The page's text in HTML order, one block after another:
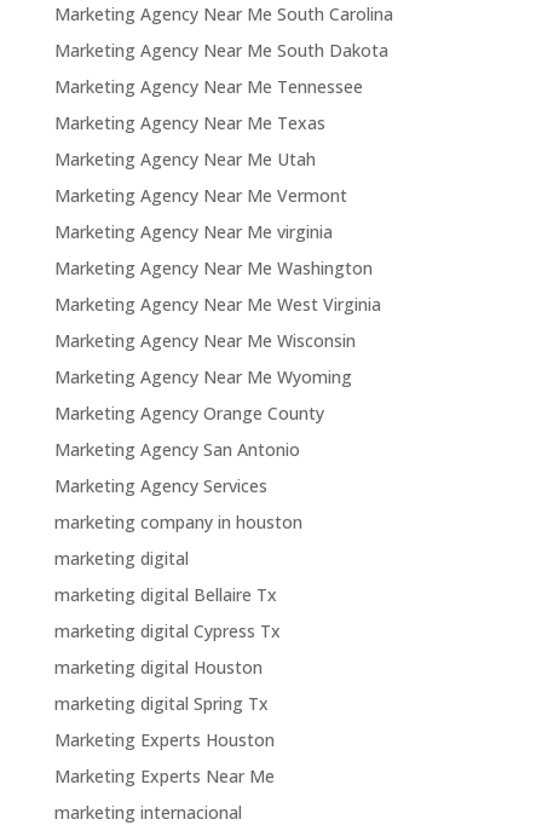
Marketing Agency Near Me South Carolina
Marketing Agency Near Me South Dakota
Marketing Agency Near Me Tennessee
Marketing Agency Near Me Texas
Marketing Agency Near Me Utah
Marketing Agency Near Me Vermont
Marketing Agency Near Me virginia
Marketing Agency Near Me Washington
Marketing Agency Near Me West Virginia
Marketing Agency Near Me Wisconsin
Marketing Agency Near Me Wyoming
Marketing Agency Orange County
Marketing Agency San Antonio
Marketing Agency Services
marketing company in houston
marketing digital
marketing digital Bellaire Tx
marketing digital Cypress Tx
marketing digital Houston
marketing digital Spring Tx
Marketing Experts Houston
Marketing Experts Near Me
marketing internacional